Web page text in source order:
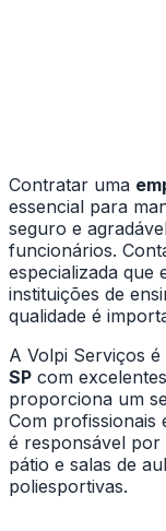
Contratar uma
essencial para
seguro e
funcionários.
especializada que
instituições de
qualidade é
A Volpi Serviços é
SP com
proporciona um
Com profissionais
é responsável por
pátio e salas de
poliesportivas.